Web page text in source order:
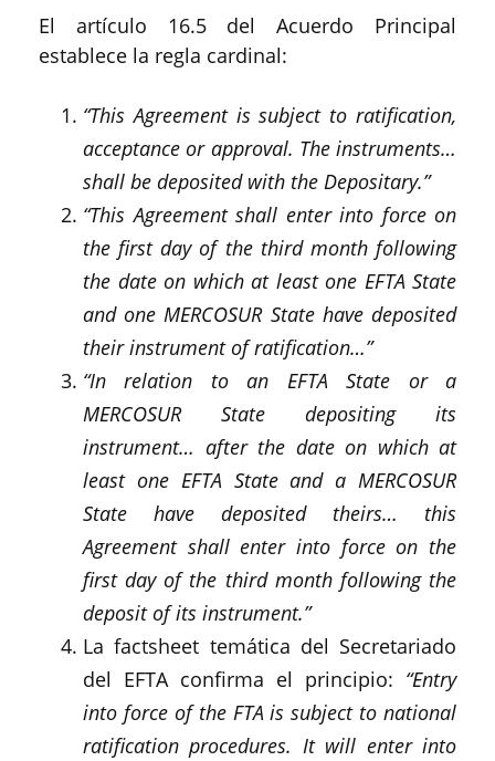
El artículo 16.5 del Acuerdo Principal
establece la regla cardinal:
“This Agreement is subject to ratification,
acceptance or approval. The instruments…
shall be deposited with the Depositary.”
“This Agreement shall enter into force on
the first day of the third month following
the date on which at least one EFTA State
and one MERCOSUR State have deposited
their instrument of ratification…”
“In relation to an EFTA State or a
MERCOSUR State depositing its
instrument… after the date on which at
least one EFTA State and a MERCOSUR
State have deposited theirs… this
Agreement shall enter into force on the
first day of the third month following the
deposit of its instrument.”
La factsheet temática del Secretariado
del EFTA confirma el principio: “Entry
into force of the FTA is subject to national
ratification procedures. It will enter into